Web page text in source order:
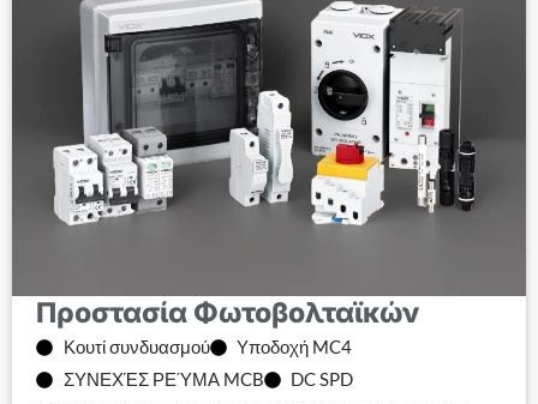
Προστασία Φωτοβολταϊκών
Κουτί συνδυασμού
Υποδοχή MC4
ΣΥΝΕΧΈΣ ΡΕΎΜΑ MCB
DC SPD